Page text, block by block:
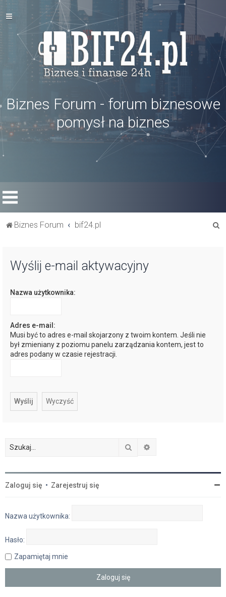
Biznes Forum - forum biznesowe
pomysł na biznes
Biznes Forum bif24.pl
Wyślij e-mail aktywacyjny
Nazwa użytkownika:
Adres e-mail:
Musi być to adres e-mail skojarzony z twoim kontem. Jeśli nie
był zmieniany z poziomu panelu zarządzania kontem, jest to
adres podany w czasie rejestracji.
Szukaj
Zaloguj się • Zarejestruj się
Nazwa użytkownika:
Hasło:
Zapamiętaj mnie